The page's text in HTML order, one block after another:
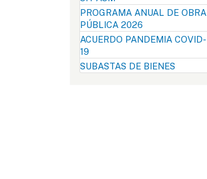
PROGRAMA ANUAL DE OBRA
PÚBLICA 2026
ACUERDO PANDEMIA COVID-
19
SUBASTAS DE BIENES